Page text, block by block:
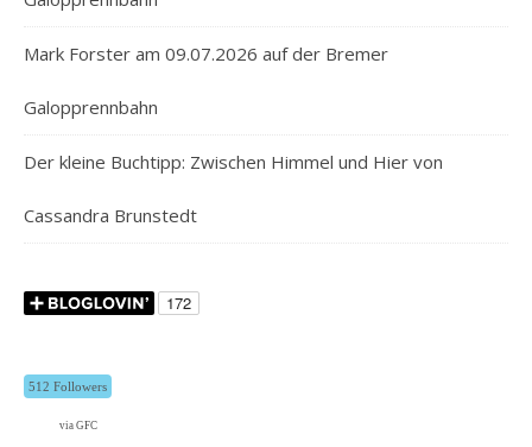
Mark Forster am 09.07.2026 auf der Bremer
Galopprennbahn
Der kleine Buchtipp: Zwischen Himmel und Hier von
Cassandra Brunstedt
512 Followers
via GFC